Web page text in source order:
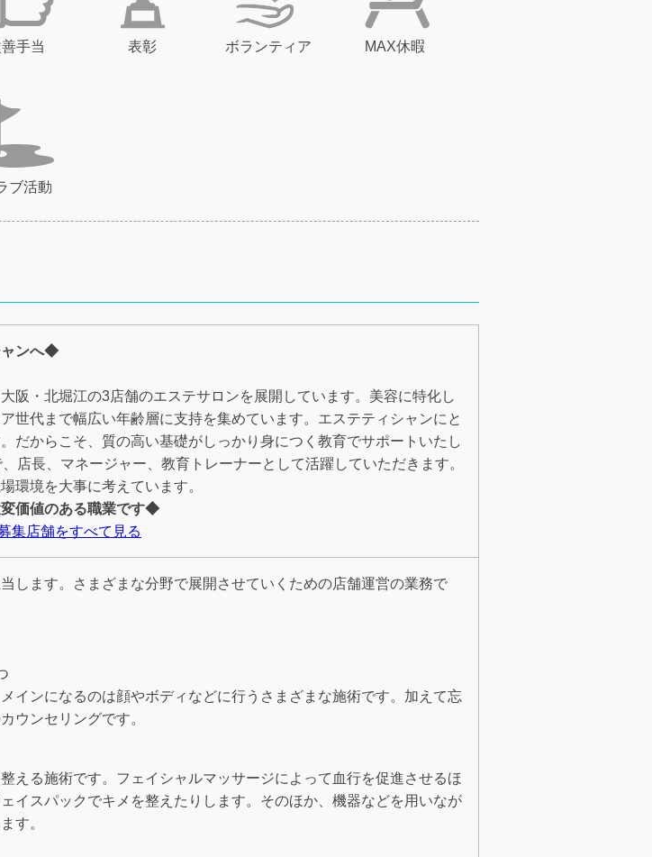
手当 表彰 ボランティア MAX休暇
ブ活動
ャンへ◆
阪・北堀江の3店舗のエステサロンを展開しています。美容に特化し
世代まで幅広い年齢層に支持を集めています。エステティシャンにと
だからこそ、質の高い基礎がしっかり身につく教育でサポートいたし
店長、マネージャー、教育トレーナーとして活躍していただきます。
環境を大事に考えています。
価値のある職業です◆
集店舗をすべて見る
します。さまざまな分野で展開させていくための店舗運営の業務で
インになるのは顔やボディなどに行うさまざまな施術です。加えて忘
ウンセリングです。
える施術です。フェイシャルマッサージによって血行を促進させるほ
イスパックでキメを整えたりします。そのほか、機器などを用いなが
す。